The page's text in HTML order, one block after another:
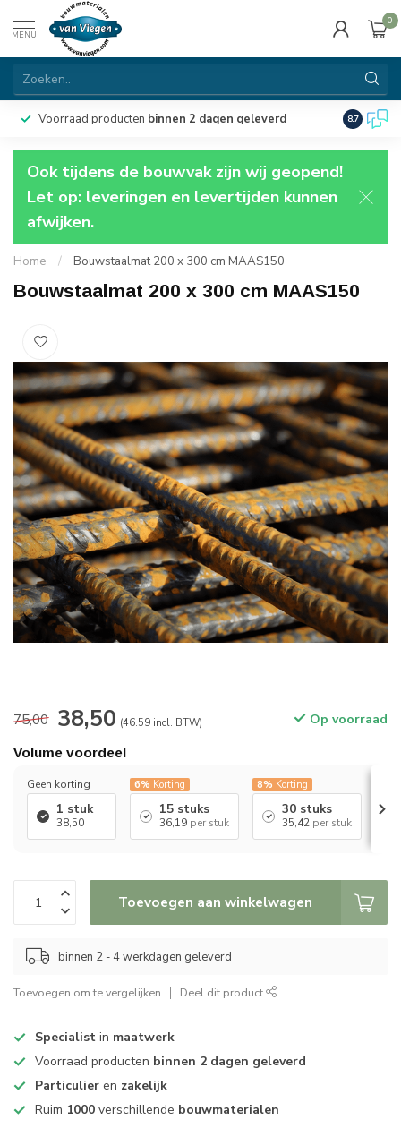
MENU
0
Voorraad producten binnen 2 dagen geleverd 8.7
Ook tijdens de bouwvak zijn wij geopend!
Let op: leveringen en levertijden kunnen
afwijken.
Home / Bouwstaalmat 200 x 300 cm MAAS150
Bouwstaalmat 200 x 300 cm MAAS150
75,00 38,50 (46.59 incl. BTW) Op voorraad
Volume voordeel
Geen korting
1 stuk
38,50
6% Korting
15 stuks
36,19 per stuk
8% Korting
30 stuks
35,42 per stuk
Toevoegen aan winkelwagen
binnen 2 - 4 werkdagen geleverd
Toevoegen om te vergelijken Deel dit product
Specialist in maatwerk
Voorraad producten binnen 2 dagen geleverd
Particulier en zakelijk
Ruim 1000 verschillende bouwmaterialen